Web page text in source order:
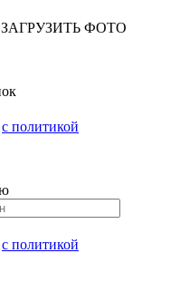
ЗАГРУЗИТЬ ФОТО
с политикой
с политикой